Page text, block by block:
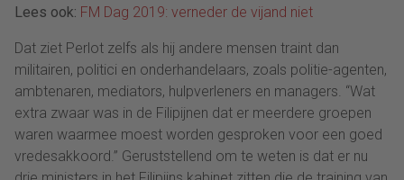
Lees ook: FM Dag 2019: verneder de vijand niet
Dat ziet Perlot zelfs als hij andere mensen traint dan
militairen, politici en onderhandelaars, zoals politie-agenten,
ambtenaren, mediators, hulpverleners en managers. “Wat
extra zwaar was in de Filipijnen dat er meerdere groepen
waren waarmee moest worden gesproken voor een goed
vredesakkoord.” Geruststellend om te weten is dat er nu